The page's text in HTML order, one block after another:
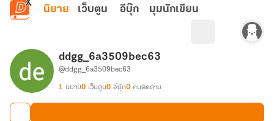
ข้ามไปยังเนื้อหาหลัก
นิยาย เว็บตูน อีบุ๊ก มุมนักเขียน
ddgg_6a3509bec63
@ddgg_6a3509bec63
1 นิยาย0 เว็บตูน0 อีบุ๊ก0 คนติดตาม